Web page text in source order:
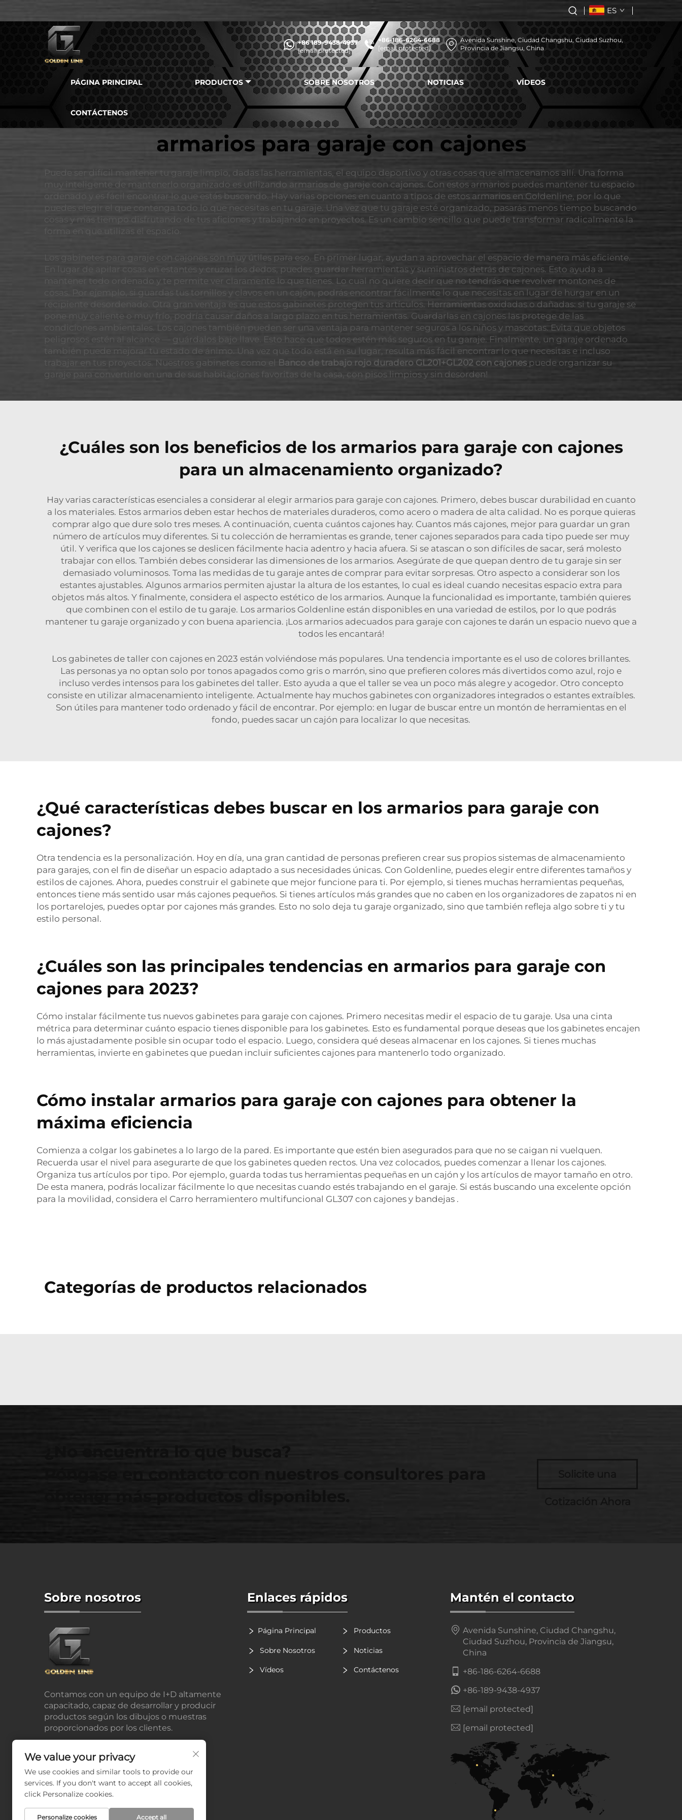
ES
+86 189-9438-4937
[email protected]
+86-186-6264-6688
[email protected]
Avenida Sunshine, Ciudad Changshu, Ciudad Suzhou,
Provincia de Jiangsu, China
PÁGINA PRINCIPAL PRODUCTOS SOBRE NOSOTROS NOTICIAS VÍDEOS
CONTÁCTENOS
armarios para garaje con cajones
Puede ser difícil mantener tu garaje limpio, dadas las herramientas, el equipo deportivo y otras cosas que almacenamos allí. Una forma
muy inteligente de mantenerlo organizado es utilizando armarios de garaje con cajones. Con estos armarios puedes mantener tu espacio
ordenado y es fácil encontrar lo que estás buscando. Hay varias opciones en cuanto a tipos de estos armarios en Goldenline, por lo que
puedes elegir el que contenga todo lo que necesitas en tu garaje. Una vez que tu garaje esté organizado, pasarás menos tiempo buscando
cosas y más tiempo disfrutando de tus aficiones y trabajando en proyectos. Es un cambio sencillo que puede transformar radicalmente la
forma en que utilizas el espacio.
Los gabinetes para garaje con cajones son muy útiles para eso. En primer lugar, ayudan a aprovechar el espacio de manera más eficiente.
En lugar de apilar cosas en estantes y cruzar los dedos, puedes guardar herramientas y suministros detrás de cajones. Esto ayuda a
mantener todo ordenado y te permite ver claramente lo que tienes. Lo cual no quiere decir que no tendrás que revolver montones de
cosas. Por ejemplo, si guardas tus tornillos y clavos en un cajón, podrás encontrar fácilmente lo que necesitas en lugar de hurgar en un
recipiente desordenado. Otra gran ventaja es que estos gabinetes protegen tus artículos. Herramientas oxidadas o dañadas: si tu garaje se
pone muy caliente o muy frío, podría causar daños a largo plazo en tus herramientas. Guardarlas en cajones las protege de las
condiciones ambientales. Los cajones también pueden ser una ventaja para mantener seguros a los niños y mascotas. Evita que objetos
peligrosos estén al alcance — guárdalos bajo llave. Esto hace que todos estén más seguros en tu garaje. Finalmente, un garaje ordenado
también puede mejorar tu estado de ánimo. Una vez que todo está en su lugar, resulta más fácil encontrar lo que necesitas e incluso
trabajar en tus proyectos. Nuestros gabinetes como el Banco de trabajo rojo duradero GL201+GL202 con cajones puede organizar su
garaje para convertirlo en una de sus habitaciones favoritas de la casa, con pisos limpios y sin desorden!
¿Cuáles son los beneficios de los armarios para garaje con cajones
para un almacenamiento organizado?
Hay varias características esenciales a considerar al elegir armarios para garaje con cajones. Primero, debes buscar durabilidad en cuanto
a los materiales. Estos armarios deben estar hechos de materiales duraderos, como acero o madera de alta calidad. No es porque quieras
comprar algo que dure solo tres meses. A continuación, cuenta cuántos cajones hay. Cuantos más cajones, mejor para guardar un gran
número de artículos muy diferentes. Si tu colección de herramientas es grande, tener cajones separados para cada tipo puede ser muy
útil. Y verifica que los cajones se deslicen fácilmente hacia adentro y hacia afuera. Si se atascan o son difíciles de sacar, será molesto
trabajar con ellos. También debes considerar las dimensiones de los armarios. Asegúrate de que quepan dentro de tu garaje sin ser
demasiado voluminosos. Toma las medidas de tu garaje antes de comprar para evitar sorpresas. Otro aspecto a considerar son los
estantes ajustables. Algunos armarios permiten ajustar la altura de los estantes, lo cual es ideal cuando necesitas espacio extra para
objetos más altos. Y finalmente, considera el aspecto estético de los armarios. Aunque la funcionalidad es importante, también quieres
que combinen con el estilo de tu garaje. Los armarios Goldenline están disponibles en una variedad de estilos, por lo que podrás
mantener tu garaje organizado y con buena apariencia. ¡Los armarios adecuados para garaje con cajones te darán un espacio nuevo que a
todos les encantará!
Los gabinetes de taller con cajones en 2023 están volviéndose más populares. Una tendencia importante es el uso de colores brillantes.
Las personas ya no optan solo por tonos apagados como gris o marrón, sino que prefieren colores más divertidos como azul, rojo e
incluso verdes intensos para los gabinetes del taller. Esto ayuda a que el taller se vea un poco más alegre y acogedor. Otro concepto
consiste en utilizar almacenamiento inteligente. Actualmente hay muchos gabinetes con organizadores integrados o estantes extraíbles.
Son útiles para mantener todo ordenado y fácil de encontrar. Por ejemplo: en lugar de buscar entre un montón de herramientas en el
fondo, puedes sacar un cajón para localizar lo que necesitas.
¿Qué características debes buscar en los armarios para garaje con
cajones?
Otra tendencia es la personalización. Hoy en día, una gran cantidad de personas prefieren crear sus propios sistemas de almacenamiento
para garajes, con el fin de diseñar un espacio adaptado a sus necesidades únicas. Con Goldenline, puedes elegir entre diferentes tamaños y
estilos de cajones. Ahora, puedes construir el gabinete que mejor funcione para ti. Por ejemplo, si tienes muchas herramientas pequeñas,
entonces tiene más sentido usar más cajones pequeños. Si tienes artículos más grandes que no caben en los organizadores de zapatos ni en
los portarelojes, puedes optar por cajones más grandes. Esto no solo deja tu garaje organizado, sino que también refleja algo sobre ti y tu
estilo personal.
¿Cuáles son las principales tendencias en armarios para garaje con
cajones para 2023?
Cómo instalar fácilmente tus nuevos gabinetes para garaje con cajones. Primero necesitas medir el espacio de tu garaje. Usa una cinta
métrica para determinar cuánto espacio tienes disponible para los gabinetes. Esto es fundamental porque deseas que los gabinetes encajen
lo más ajustadamente posible sin ocupar todo el espacio. Luego, considera qué deseas almacenar en los cajones. Si tienes muchas
herramientas, invierte en gabinetes que puedan incluir suficientes cajones para mantenerlo todo organizado.
Cómo instalar armarios para garaje con cajones para obtener la
máxima eficiencia
Comienza a colgar los gabinetes a lo largo de la pared. Es importante que estén bien asegurados para que no se caigan ni vuelquen.
Recuerda usar el nivel para asegurarte de que los gabinetes queden rectos. Una vez colocados, puedes comenzar a llenar los cajones.
Organiza tus artículos por tipo. Por ejemplo, guarda todas tus herramientas pequeñas en un cajón y los artículos de mayor tamaño en otro.
De esta manera, podrás localizar fácilmente lo que necesitas cuando estés trabajando en el garaje. Si estás buscando una excelente opción
para la movilidad, considera el Carro herramientero multifuncional GL307 con cajones y bandejas .
Categorías de productos relacionados
Póngase en contacto con nuestros consultores para
Sobre nosotros
Contamos con un equipo de I+D altamente
capacitado, capaz de desarrollar y producir
productos según los dibujos o muestras
proporcionados por los clientes.
Enlaces rápidos
Página Principal Productos
Sobre Nosotros Noticias
Vídeos Contáctenos
Mantén el contacto
Avenida Sunshine, Ciudad Changshu,
Ciudad Suzhou, Provincia de Jiangsu,
China
+86-186-6264-6688
+86-189-9438-4937
[email protected]
[email protected]
We value your privacy
We use cookies and similar tools to provide our
services. If you don't want to accept all cookies,
click Personalize cookies.
Personalize cookies Accept all